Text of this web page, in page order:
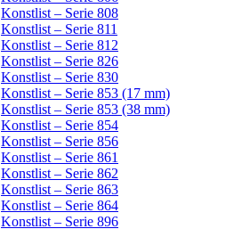
Konstlist – Serie 808
Konstlist – Serie 811
Konstlist – Serie 812
Konstlist – Serie 826
Konstlist – Serie 830
Konstlist – Serie 853 (17 mm)
Konstlist – Serie 853 (38 mm)
Konstlist – Serie 854
Konstlist – Serie 856
Konstlist – Serie 861
Konstlist – Serie 862
Konstlist – Serie 863
Konstlist – Serie 864
Konstlist – Serie 896